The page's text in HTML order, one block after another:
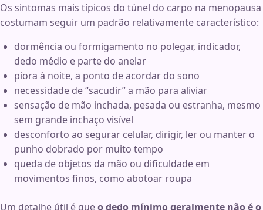
Os sintomas mais típicos do túnel do carpo na menopausa
costumam seguir um padrão relativamente característico:
dormência ou formigamento no polegar, indicador,
dedo médio e parte do anelar
piora à noite, a ponto de acordar do sono
necessidade de “sacudir” a mão para aliviar
sensação de mão inchada, pesada ou estranha, mesmo
sem grande inchaço visível
desconforto ao segurar celular, dirigir, ler ou manter o
punho dobrado por muito tempo
queda de objetos da mão ou dificuldade em
movimentos finos, como abotoar roupa
Um detalhe útil é queo dedo mínimo geralmente não é o